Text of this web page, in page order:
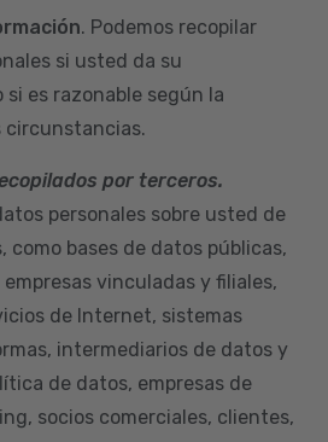
. Podemos recopilar
si usted da su
es razonable según la
circunstancias.
por terceros.
personales sobre usted de
bases de datos públicas,
vinculadas y filiales,
de Internet, sistemas
intermediarios de datos y
de datos, empresas de
socios comerciales, clientes,